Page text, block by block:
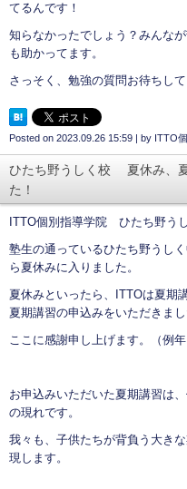
てるんです！
知らなかったでしょう？みんな
も助かってます。
さっそく、勉強の質問お待ちして
Posted on 2023.09.26 15:59 | by ITTO
ひたち野うしく校 夏休み、
た！
ITTO個別指導学院 ひたち野う
塾生の通っているひたち野うし
ら夏休みに入りました。
夏休みといったら、ITTOは夏期
夏期講習の申込みをいただきまし
ここに感謝申し上げます。（例
お申込みいただいた夏期講習は
の現れです。
我々も、子供たちが背負う大き
現します。